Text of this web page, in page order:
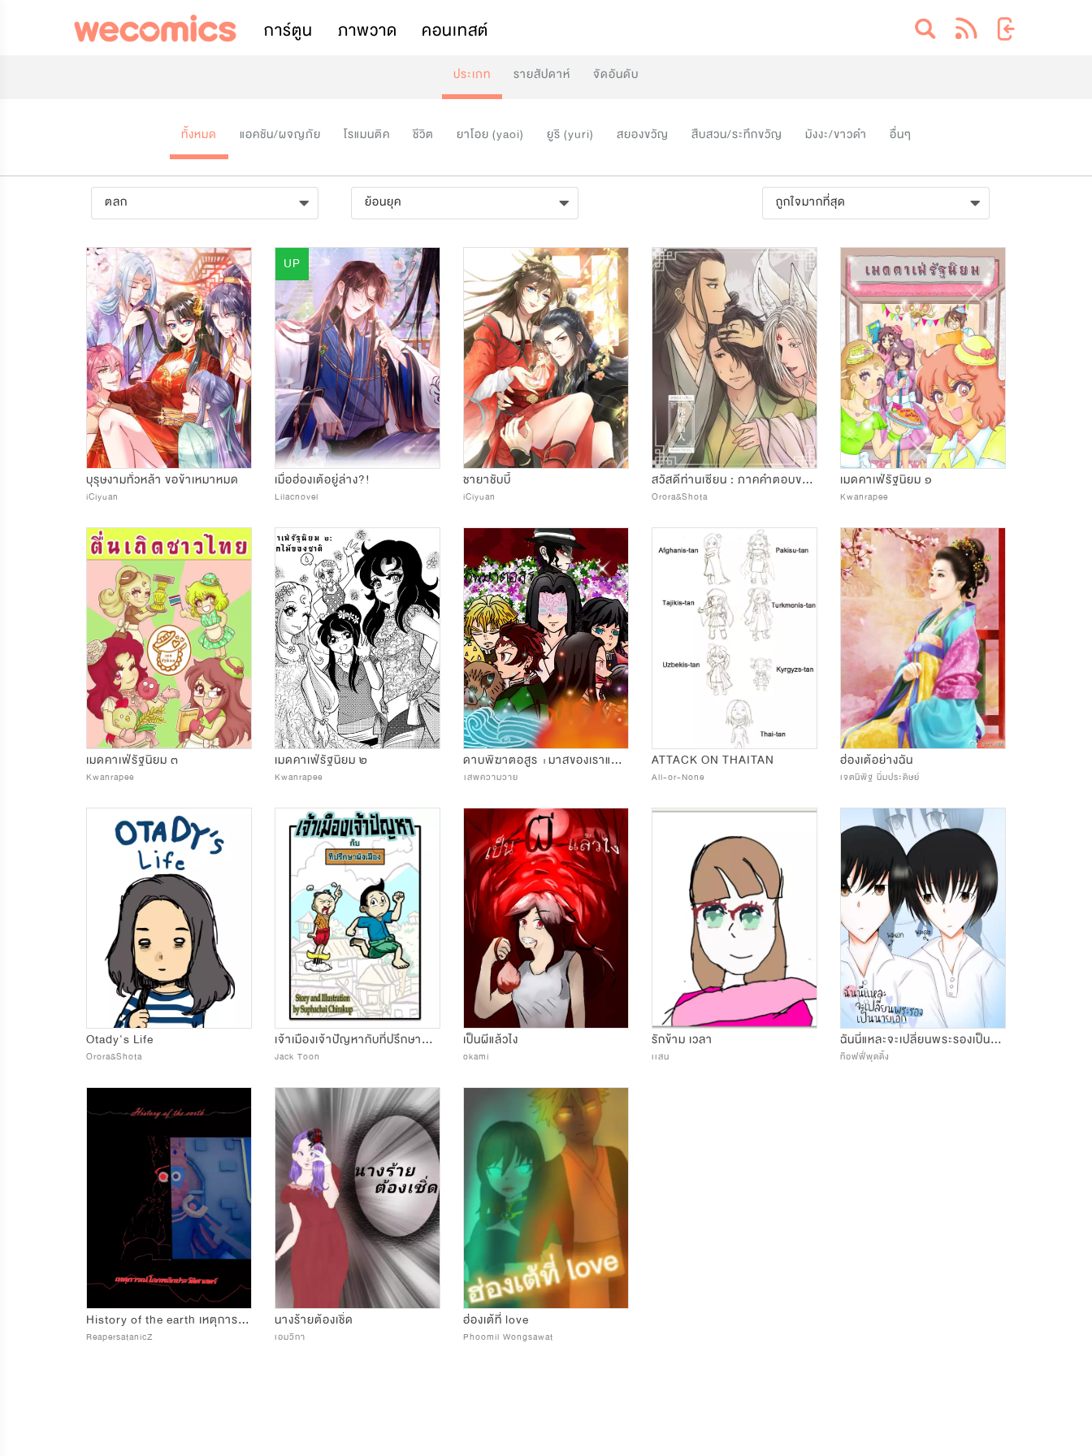
การ์ตูน ภาพวาด คอนเทสต์
ประเภท รายสัปดาห์ จัดอันดับ
ทั้งหมด แอคชัน/ผจญภัย โรแมนติค ชีวิต ยาโอย (yaoi) ยูริ (yuri) สยองขวัญ สืบสวน/ระทึกขวัญ มังงะ/ขาวดำ อื่นๆ
ตลก ย้อนยุค ถูกใจมากที่สุด
บุรุษงามทั่วหล้า ขอข้าเหมาหมด
iCiyuan
UP
เมื่อฮ่องเต้อยู่ล่าง?!
Lilacnovel
ชายาชับบี้
iCiyuan
สวัสดีท่านเซียน : ภาคคำตอบของคุณชายลู่
Orora&Shota
เมดคาเฟ่รัฐนิยม ๑
Kwanrapee
เมดคาเฟ่รัฐนิยม ๓
Kwanrapee
เมดคาเฟ่รัฐนิยม ๒
Kwanrapee
ดาบพิฆาตอสูร +มาสของเราและตัวละครเพิ่มเติม
ีเสพความวาย
ATTACK ON THAITAN
All-or-None
ฮ่องเต้อย่างฉัน
เจตนิพิฐ นิ่มประดิษย์
Otady's Life
Orora&Shota
เจ้าเมืองเจ้าปัญหากับที่ปรึกษาผังเมือง
Jack Toon
เป็นผีแล้วไง
okami
รักข้าม เวลา
เเสน
ฉันนี่แหละจะเปลี่ยนพระรองเป็นนายเอก|by toffee pudding
ท๊อฟฟี่พุดดิ้ง
History of the earth เหตุการณ์โลกพลิกประวัติศาสตร์
ReapersatanicZ
นางร้ายต้องเชิ่ด
เอมวิกา
ฮ่องเต้ที่ love
Phoomil Wongsawat